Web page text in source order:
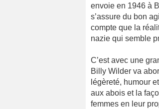
envoie en 1946 à
s’assure du bon
compte que la
nazie qui semble
C’est avec une
Billy Wilder va
légèreté, humour
aux abois et la
femmes en leur